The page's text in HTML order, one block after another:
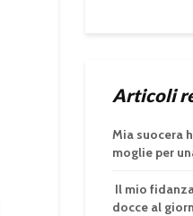
Articoli
Mia suocera
moglie per
Il mio
docce al